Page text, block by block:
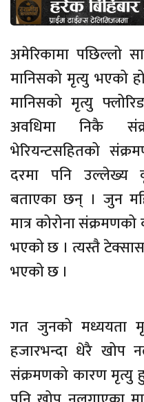
अमेरिकामा पछिल्लो
मानिसको मृत्यु भएको
मानिसको मृत्यु
अवधिमा निकै
भेरियन्टसहितको
दरमा पनि उल्लेख्य
बताएका छन् । जुन
मात्र कोरोना
भएको छ । त्यस्तै
भएको छ ।
गत जुनको मध्ययता
हजारभन्दा धेरै खोप
संक्रमणको कारण मृत्यु